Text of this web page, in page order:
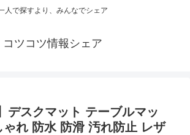
人で探すより、みんなでシェア
コツコツ情報シェア
デスクマット テーブルマッ
ゃれ 防水 防滑 汚れ防止 レザ